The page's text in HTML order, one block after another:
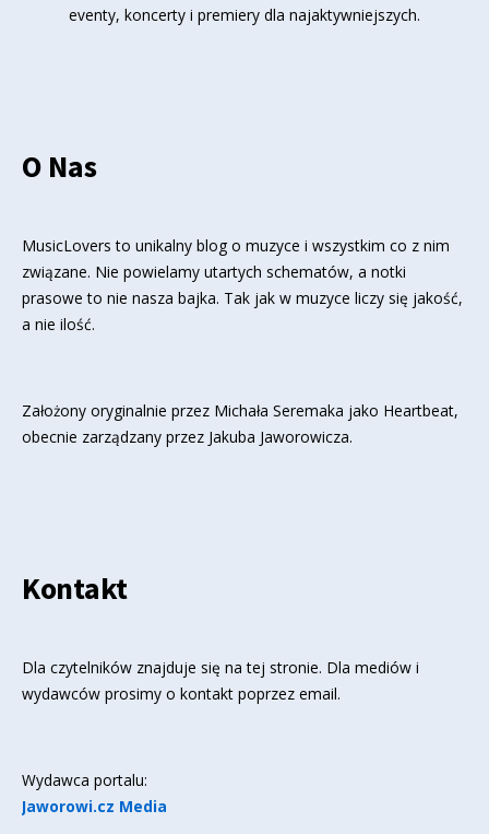
eventy, koncerty i premiery dla najaktywniejszych.
O Nas
MusicLovers to unikalny blog o muzyce i wszystkim co z nim
związane. Nie powielamy utartych schematów, a notki
prasowe to nie nasza bajka. Tak jak w muzyce liczy się jakość,
a nie ilość.
Założony oryginalnie przez Michała Seremaka jako Heartbeat,
obecnie zarządzany przez Jakuba Jaworowicza.
Kontakt
Dla czytelników znajduje się na tej stronie. Dla mediów i
wydawców prosimy o kontakt poprzez email.
Wydawca portalu:
Jaworowi.cz Media